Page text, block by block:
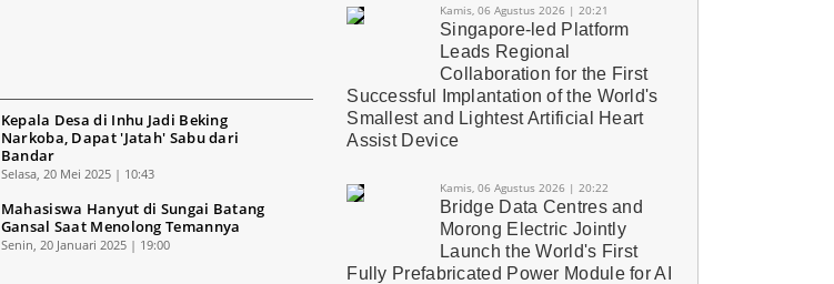
Kepala Desa di Inhu Jadi Beking
Narkoba, Dapat 'Jatah' Sabu dari
Bandar
Selasa, 20 Mei 2025 | 10:43
Mahasiswa Hanyut di Sungai Batang
Gansal Saat Menolong Temannya
Senin, 20 Januari 2025 | 19:00
Kamis, 06 Agustus 2026 | 20:21
Singapore-led Platform
Leads Regional
Collaboration for the First
Successful Implantation of the World's
Smallest and Lightest Artificial Heart
Assist Device
Kamis, 06 Agustus 2026 | 20:22
Bridge Data Centres and
Morong Electric Jointly
Launch the World's First
Fully Prefabricated Power Module for AI